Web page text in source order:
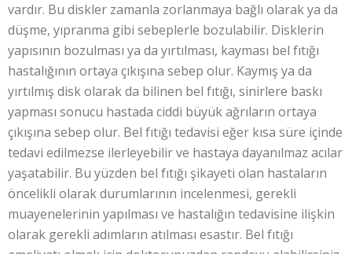
vardır. Bu diskler zamanla zorlanmaya bağlı olarak ya da
düşme, yıpranma gibi sebeplerle bozulabilir. Disklerin
yapısının bozulması ya da yırtılması, kayması bel fıtığı
hastalığının ortaya çıkışına sebep olur. Kaymış ya da
yırtılmış disk olarak da bilinen bel fıtığı, sinirlere baskı
yapması sonucu hastada ciddi büyük ağrıların ortaya
çıkışına sebep olur. Bel fıtığı tedavisi eğer kısa süre içinde
tedavi edilmezse ilerleyebilir ve hastaya dayanılmaz acılar
yaşatabilir. Bu yüzden bel fıtığı şikayeti olan hastaların
öncelikli olarak durumlarının incelenmesi, gerekli
muayenelerinin yapılması ve hastalığın tedavisine ilişkin
olarak gerekli adımların atılması esastır. Bel fıtığı